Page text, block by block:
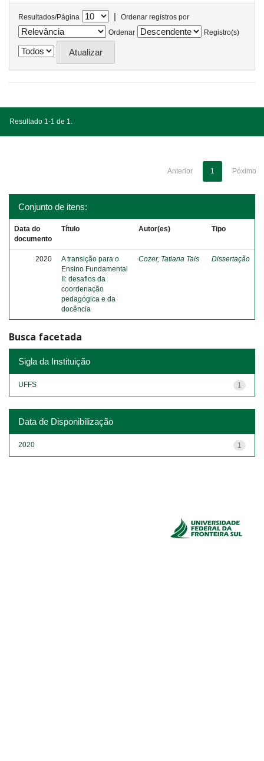
Resultados/Página |
Ordenar registros por
Ordenar
Registro(s)
Resultado 1-1 de 1.
Anterior 1 Póximo
Conjunto de itens:
Data do
documento
Título Autor(es) Tipo
2020
A transição para o
Ensino Fundamental
II: desafios da
coordenação
pedagógica e da
docência
Cozer, Tatiana Tais Dissertação
Busca facetada
Sigla da Instituição
1
UFFS
Data de Disponibilização
1
2020